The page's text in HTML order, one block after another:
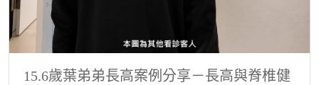
15.6歲葉弟弟長高案例分享－長高與脊椎健